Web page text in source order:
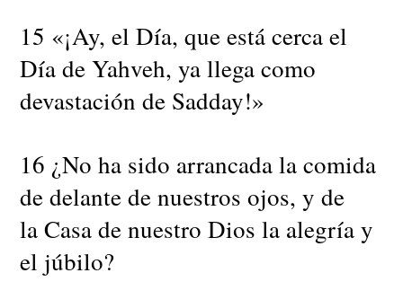
15 «¡Ay, el Día, que está cerca el
Día de Yahveh, ya llega como
devastación de Sadday!»
16 ¿No ha sido arrancada la comida
de delante de nuestros ojos, y de
la Casa de nuestro Dios la alegría y
el júbilo?